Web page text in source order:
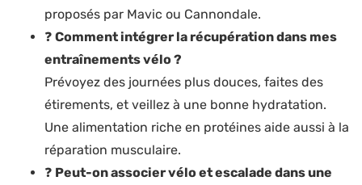
proposés par Mavic ou Cannondale.
❓ Comment intégrer la récupération dans mes
entraînements vélo ?
Prévoyez des journées plus douces, faites des
étirements, et veillez à une bonne hydratation.
Une alimentation riche en protéines aide aussi à la
réparation musculaire.
❓ Peut-on associer vélo et escalade dans une